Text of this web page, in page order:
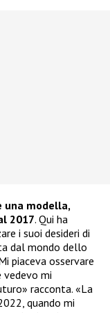
una modella,
2017. Qui ha
i suoi desideri di
dal mondo dello
piaceva osservare
mi
racconta. «La
quando mi